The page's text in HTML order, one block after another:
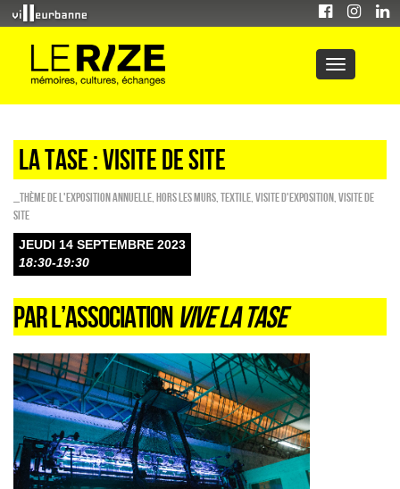
LA TASE : Visite de site
_Thème de l'exposition annuelle HORS LES MURS Textile Visite d'exposition Visite de
site
JEUDI 14 SEPTEMBRE 2023
18:30-19:30
PAR L’ASSOCIATION VIVE LA TASE